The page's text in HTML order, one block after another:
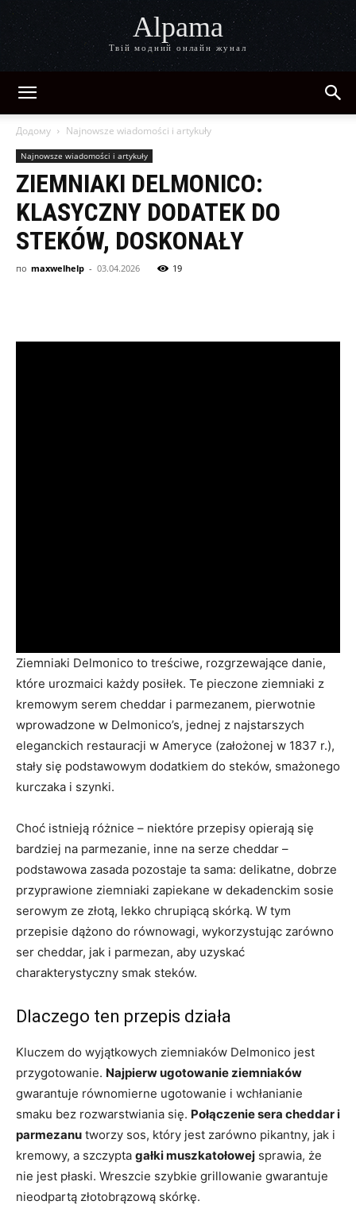
Alpama
Твій модний онлайн жунал
Додому Najnowsze wiadomości i artykuły
Najnowsze wiadomości i artykuły
ZIEMNIAKI DELMONICO:
KLASYCZNY DODATEK DO
STEKÓW, DOSKONAŁY
по maxwelhelp - 03.04.2026 19
Ziemniaki Delmonico to treściwe, rozgrzewające danie,
które urozmaici każdy posiłek. Te pieczone ziemniaki z
kremowym serem cheddar i parmezanem, pierwotnie
wprowadzone w Delmonico’s, jednej z najstarszych
eleganckich restauracji w Ameryce (założonej w 1837 r.),
stały się podstawowym dodatkiem do steków, smażonego
kurczaka i szynki.
Choć istnieją różnice – niektóre przepisy opierają się
bardziej na parmezanie, inne na serze cheddar –
podstawowa zasada pozostaje ta sama: delikatne, dobrze
przyprawione ziemniaki zapiekane w dekadenckim sosie
serowym ze złotą, lekko chrupiącą skórką. W tym
przepisie dążono do równowagi, wykorzystując zarówno
ser cheddar, jak i parmezan, aby uzyskać
charakterystyczny smak steków.
Dlaczego ten przepis działa
Kluczem do wyjątkowych ziemniaków Delmonico jest
przygotowanie. Najpierw ugotowanie ziemniaków
gwarantuje równomierne ugotowanie i wchłanianie
smaku bez rozwarstwiania się. Połączenie sera cheddar i
parmezanu tworzy sos, który jest zarówno pikantny, jak i
kremowy, a szczypta gałki muszkatołowej sprawia, że ​​
nie jest płaski. Wreszcie szybkie grillowanie gwarantuje
nieodpartą złotobrązową skórkę.